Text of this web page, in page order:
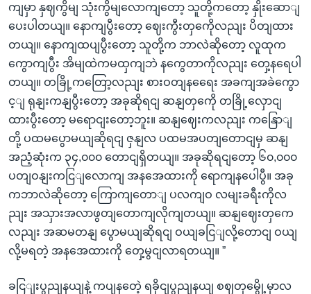
ကျမှာ နှဈကွိမျ သုံးကွိမျလောကျတော့ သူတို့ကတော့ နှိုးဆောျ
ပေးပါတယျ။ နောကျပွီးတော့ ဈေးကွီးတှကေိုလညျး ပိတျထား
တယျ။ နောကျထပျပွီးတော့ သူတို့က ဘာလဲဆိုတော့ လူထုက
ကွောကျပွီး အိမျထဲကမထှကျဘဲ နကွေတာကိုလညျး တှေ့နရေပါ
တယျ။ တခြို့ကတြော့လညျး စားဝတျနရေေး အခကျအခဲကွော
င့ျ ရုနျးကနျပွီးတော့ အခုဆိုရငျ ဆနျတှကေို တခြို့လှောငျ
ထားပွီးတော့ မရောငျးတော့ဘူး။ ဆနျဈေးကလညျး ကနြောျ
တို့ ပထမပွောမယျဆိုရငျ ဇှနျလ ပထမအပတျတောငျမှ ဆနျ
အညံ့ဆုံးက ၃၄,၀၀၀ တောငျရှိတယျ။ အခုဆိုရငျတော့ ၆၀,၀၀၀
ပတျဝနျးကငြျလောကျ အနအေထားကို ရောကျနပေါပွီ။ အခု
ကဘာလဲဆိုတော့ ကြောကျတောျ ပလကျဝ လမျးခရီးကိုလ
ညျး အသှားအလာဖွတျတောကျလိုကျတယျ။ ဆနျဈေးတှကေ
လညျး အဆမတနျ ပွောမယျဆိုရငျ ဝယျခငြျလို့တောငျ ဝယျ
လို့မရတဲ့ အနအေထားကို တှေ့မွငျလာရတယျ။ ”
ခငြျးပွညျနယျနဲ့ ကပျနတေဲ့ ရခိုငျပွညျနယျ စဈတှမွေို့မှာလ